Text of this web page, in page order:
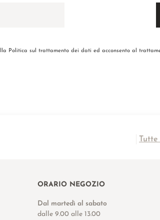
Politica sul trattamento dei dati ed acconsento al
ORARIO NEGOZIO
Dal martedì al sabato
dalle 9.00 alle 13.00